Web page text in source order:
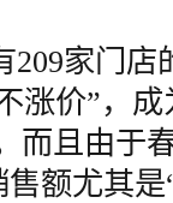
209家门
涨价”，
而且由于
额尤其